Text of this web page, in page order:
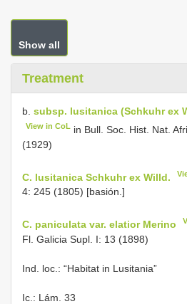
Show all
Treatment
b. subsp. lusitanica (Schkuhr ex
View in CoL in Bull. Soc. Hist. Nat.
(1929)
C. lusitanica Schkuhr ex Willd.
4: 245 (1805) [basión.]
C. paniculata var. elatior Merino
Fl. Galicia Supl. I: 13 (1898)
Ind. loc.: “Habitat in Lusitania”
Ic.: Lám. 33